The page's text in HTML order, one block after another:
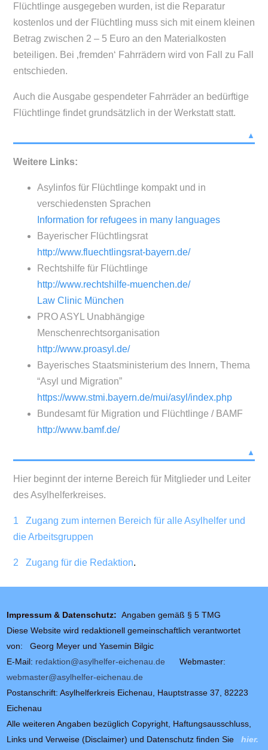
Flüchtlinge ausgegeben wurden, ist die Reparatur
kostenlos und der Flüchtling muss sich mit einem kleinen
Betrag zwischen 2 – 5 Euro an den Materialkosten
beteiligen. Bei ‚fremden‘ Fahrrädern wird von Fall zu Fall
entschieden.
Auch die Ausgabe gespendeter Fahrräder an bedürftige
Flüchtlinge findet grundsätzlich in der Werkstatt statt.
▲
Weitere Links:
Asylinfos für Flüchtlinge kompakt und in
verschiedensten Sprachen
Information for refugees in many languages
Bayerischer Flüchtlingsrat
http://www.fluechtlingsrat-bayern.de/
Rechtshilfe für Flüchtlinge
http://www.rechtshilfe-muenchen.de/
Law Clinic München
PRO ASYL Unabhängige
Menschenrechtsorganisation
http://www.proasyl.de/
Bayerisches Staatsministerium des Innern, Thema
“Asyl und Migration”
https://www.stmi.bayern.de/mui/asyl/index.php
Bundesamt für Migration und Flüchtlinge / BAMF
http://www.bamf.de/
▲
Hier beginnt der interne Bereich für Mitglieder und Leiter
des Asylhelferkreises.
1 Zugang zum internen Bereich für alle Asylhelfer und
die Arbeitsgruppen
2 Zugang für die Redaktion.
Impressum & Datenschutz: Angaben gemäß § 5 TMG
Diese Website wird redaktionell gemeinschaftlich verantwortet
von:Georg Meyer und Yasemin Bilgic
E-Mail: redaktion@asylhelfer-eichenau.de
Webmaster:
webmaster@asylhelfer-eichenau.de
Postanschrift:Asylhelferkreis Eichenau, Hauptstrasse 37,82223
Eichenau
Alle weiteren Angaben bezüglich Copyright, Haftungsausschluss,
Links und Verweise (Disclaimer) und Datenschutz finden Sie
hier.